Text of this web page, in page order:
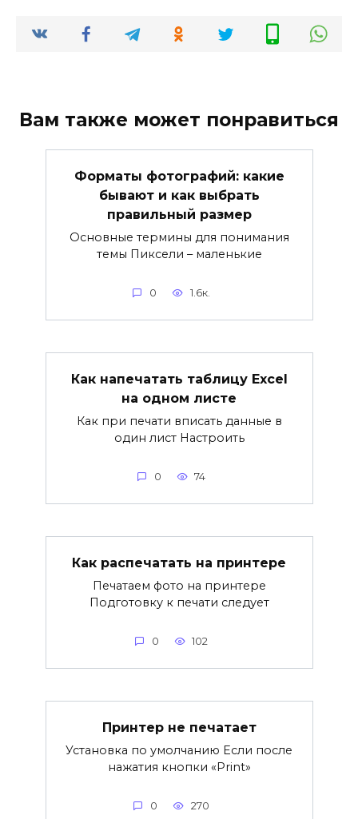
Вам также может понравиться
Форматы фотографий: какие
бывают и как выбрать
правильный размер
Основные термины для понимания
темы Пиксели – маленькие
0 1.6к.
Как напечатать таблицу Excel
на одном листе
Как при печати вписать данные в
один лист Настроить
0 74
Как распечатать на принтере
Печатаем фото на принтере
Подготовку к печати следует
0 102
Принтер не печатает
Установка по умолчанию Если после
нажатия кнопки «Print»
0 270